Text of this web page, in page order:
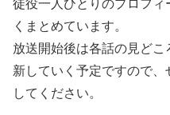
徒役一人ひとりのプロフ
くまとめています。
放送開始後は各話の見ど
新していく予定ですので
してください。